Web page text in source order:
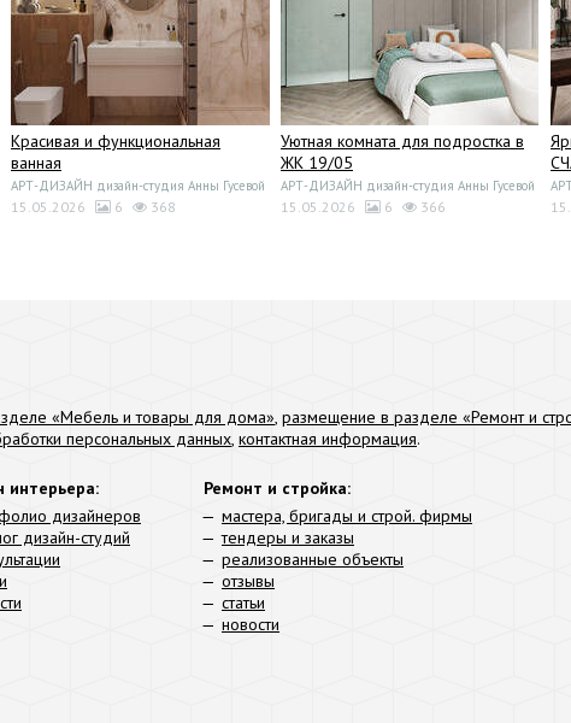
Красивая и функциональная
ванная
АРТ-ДИЗАЙН дизайн-студия Анны Гусевой
15.05.2026 6 368
Уютная комната для подростка в
ЖК 19/05
АРТ-ДИЗАЙН дизайн-студия Анны Гусевой
15.05.2026 6 366
«Мебель и товары для дома», размещение в разделе «Ремонт и
персональных данных, контактная информация.
интерьера:
дизайнеров
дизайн-студий
Ремонт и стройка:
мастера, бригады и строй. фирмы
тендеры и заказы
реализованные объекты
отзывы
статьи
новости